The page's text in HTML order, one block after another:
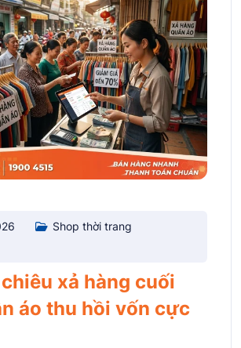
Shop thời trang
xả hàng cuối
áo thu hồi vốn cực